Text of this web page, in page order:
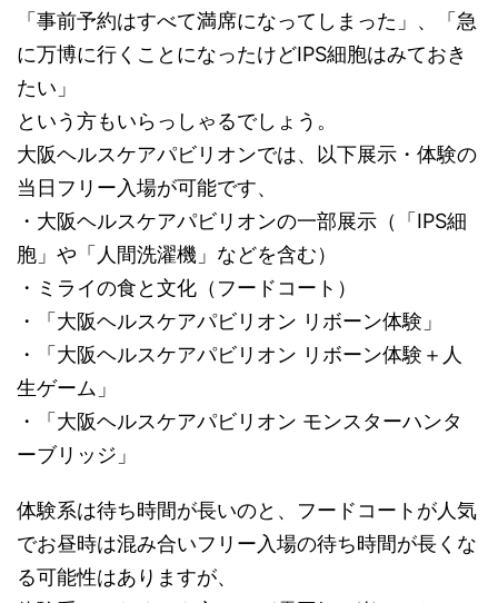
「事前予約はすべて満席になってしまった」、「急
に万博に行くことになったけどIPS細胞はみておき
たい」
という方もいらっしゃるでしょう。
大阪ヘルスケアパビリオンでは、以下展示・体験の
当日フリー入場が可能です、
・大阪ヘルスケアパビリオンの一部展示（「IPS細
胞」や「人間洗濯機」などを含む）
・ミライの食と文化（フードコート）
・「大阪ヘルスケアパビリオン リボーン体験」
・「大阪ヘルスケアパビリオン リボーン体験＋人
生ゲーム」
・「大阪ヘルスケアパビリオン モンスターハンタ
ーブリッジ」
体験系は待ち時間が長いのと、フードコートが人気
でお昼時は混み合いフリー入場の待ち時間が長くな
る可能性はありますが、